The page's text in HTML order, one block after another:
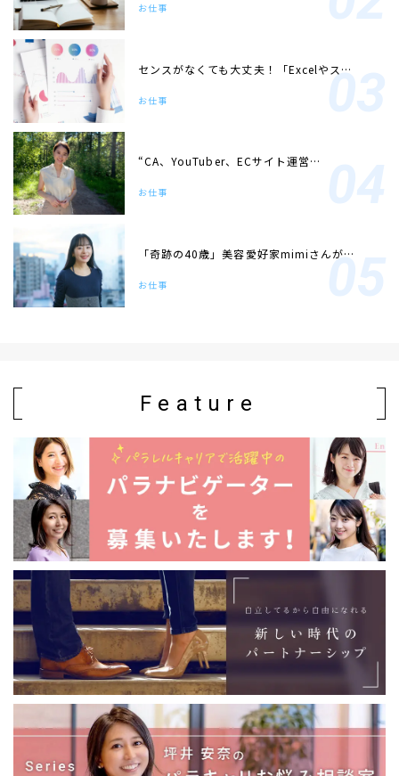
お仕事
センスがなくても大丈夫！「Excelやス…
お仕事
“CA、YouTuber、ECサイト運営…
お仕事
「奇跡の40歳」美容愛好家mimiさんが…
お仕事
Feature